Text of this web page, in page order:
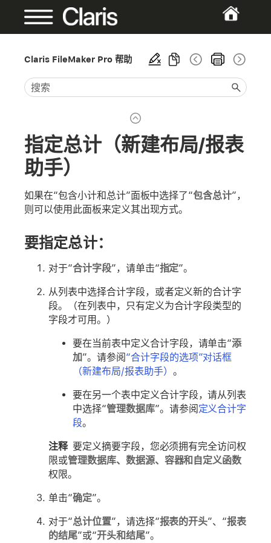
Claris FileMaker Pro 帮助
指定总计（新建布局/报表
助手）
如果在“包含小计和总计”面板中选择了“包含总计”，
则可以使用此面板来定义其出现方式。
要指定总计：
对于“合计字段”，请单击“指定”。
从列表中选择合计字段，或者定义新的合计字
段。（在列表中，只有定义为合计字段类型的
字段才可用。）
要在当前表中定义合计字段，请单击“添
加”。请参阅“合计字段的选项”对话框
（新建布局/报表助手） 。
要在另一个表中定义合计字段，请从列表
中选择“管理数据库”。请参阅定义合计字
段。
注释 要定义摘要字段，您必须拥有完全访问权
限或管理数据库、数据源、容器和自定义函数
权限。
单击“确定”。
对于“总计位置”，请选择“报表的开头”、“报表
的结尾”或“开头和结尾”。